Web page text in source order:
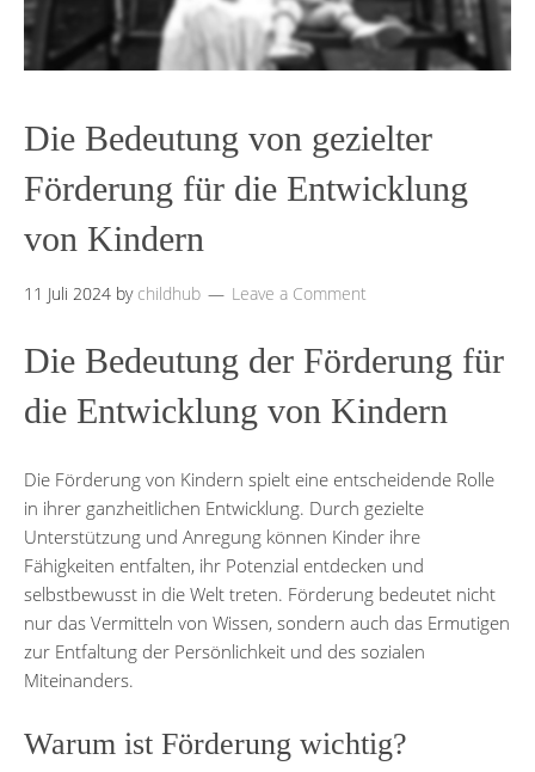
Die Bedeutung von gezielter
Förderung für die Entwicklung
von Kindern
11 Juli 2024 by childhub Leave a Comment
Die Bedeutung der Förderung für
die Entwicklung von Kindern
Die Förderung von Kindern spielt eine entscheidende Rolle
in ihrer ganzheitlichen Entwicklung. Durch gezielte
Unterstützung und Anregung können Kinder ihre
Fähigkeiten entfalten, ihr Potenzial entdecken und
selbstbewusst in die Welt treten. Förderung bedeutet nicht
nur das Vermitteln von Wissen, sondern auch das Ermutigen
zur Entfaltung der Persönlichkeit und des sozialen
Miteinanders.
Warum ist Förderung wichtig?